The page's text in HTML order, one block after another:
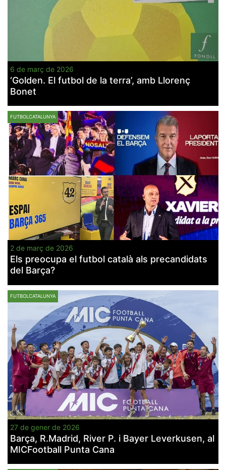
6 de març de 2026
‘Golden. El futbol de la terra’, amb Llorenç
Bonet
FUTBOLCATALUNYA
2 de març de 2026
Els preocupa el futbol català als precandidats
del Barça?
FUTBOLCATALUNYA
27 de gener de 2026
Barça, R.Madrid, River P. i Bayer Leverkusen, al
MICFootball Punta Cana